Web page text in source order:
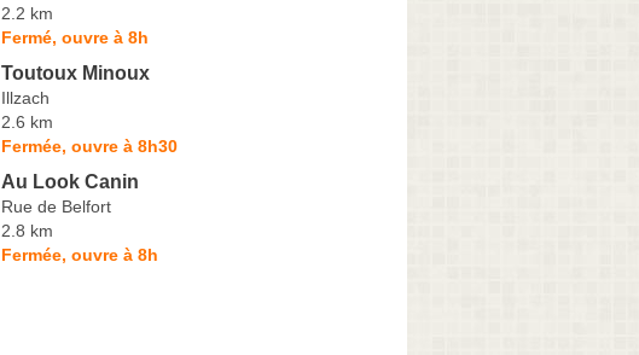
2.2 km
Fermé, ouvre à 8h
Toutoux Minoux
Illzach
2.6 km
Fermée, ouvre à 8h30
Au Look Canin
Rue de Belfort
2.8 km
Fermée, ouvre à 8h